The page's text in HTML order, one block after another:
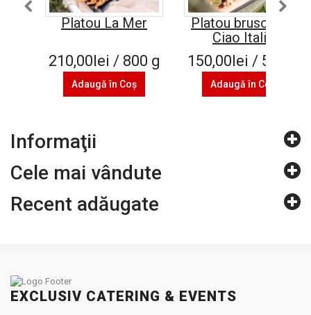
Platou La Mer
210,00lei / 800 g
Adaugă în Coş
Platou bruschete
Ciao Italia
150,00lei / 500 g
Adaugă în Coş
Informaţii
Cele mai vândute
Recent adăugate
EXCLUSIV CATERING & EVENTS